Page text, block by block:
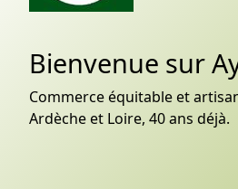
Bienvenue sur
Commerce équitable et
Ardèche et Loire, 40 ans déjà.